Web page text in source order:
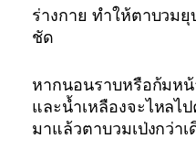
ร่างกาย ทำให้ตาบวมยุ
ชัด
หากนอนราบหรือก้มหน้
และน้ำเหลืองจะไหลไ
มาแล้วตาบวมเป่งกว่า